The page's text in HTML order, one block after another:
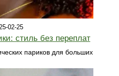
02-25
стиль без переплат
париков для больших